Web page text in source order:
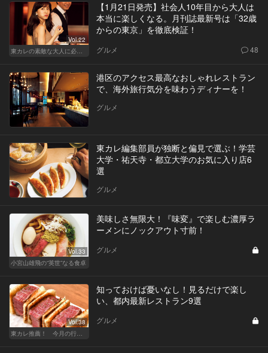
Vol.22
東カレの素敵な大人に必要なこと
【1月21日発売】社会人10年目から大人は
本当に楽しくなる。月刊誌最新号は「32歳
からの東京」を徹底検証！
グルメ 48
港区のアクセス最高なおしゃれレストラン
で、海外旅行気分を味わうディナーを！
グルメ
東カレ編集部員が独断と偏見で選ぶ！学芸
大学・祐天寺・都立大学のお気に入り店6
選
グルメ
Vol.33
小宮山雄飛の“英世”なる食卓
美味しさ無限大！『味変』で楽しむ濃厚ラ
ーメンにノックアウト寸前！
グルメ
Vol.38
東カレ推薦！ 今月の行くべき店
知っておけば憂いなし！見るだけで楽し
い、都内最新レストラン9選
グルメ